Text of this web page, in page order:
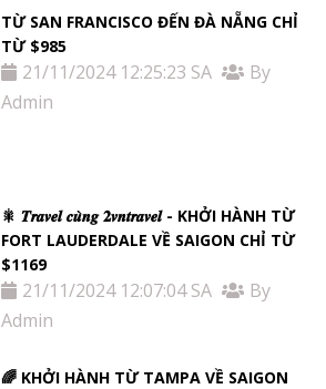
TỪ SAN FRANCISCO ĐẾN ĐÀ NẴNG CHỈ
TỪ $985
21/11/2024 12:25:23 SA
By
Admin
🎇 𝑻𝒓𝒂𝒗𝒆𝒍 𝒄𝒖̀𝒏𝒈 𝟐𝒗𝒏𝒕𝒓𝒂𝒗𝒆𝒍 - KHỞI HÀNH TỪ
FORT LAUDERDALE VỀ SAIGON CHỈ TỪ
$1169
21/11/2024 12:07:04 SA
By
Admin
🌈 KHỞI HÀNH TỪ TAMPA VỀ SAIGON